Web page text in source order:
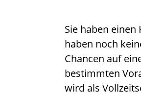
Sie haben
haben noch
Chancen auf
bestimmten
wird als